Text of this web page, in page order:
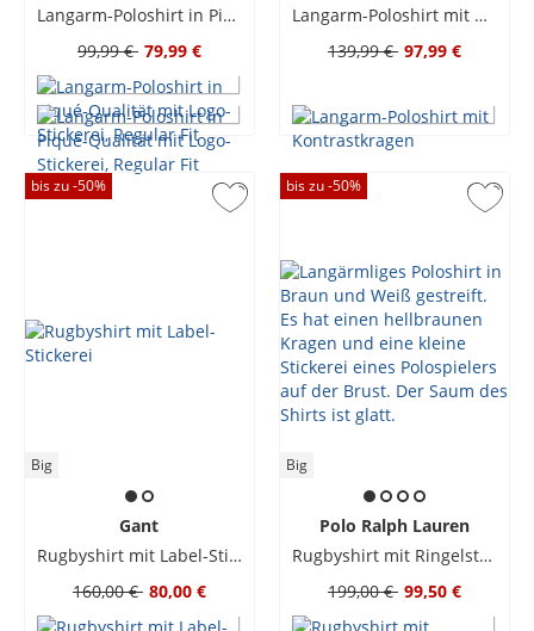
Langarm-Poloshirt in Piqué-Qualität mit Logo-Stickerei, Regular Fit
99,99 € 79,99 €
Langarm-Poloshirt mit Kontrastkragen
139,99 € 97,99 €
bis zu -50%
Big
Gant
Rugbyshirt mit Label-Stickerei
160,00 € 80,00 €
bis zu -50%
Big
Polo Ralph Lauren
Rugbyshirt mit Ringelstreifen und Kragen in Used-Optik
199,00 € 99,50 €